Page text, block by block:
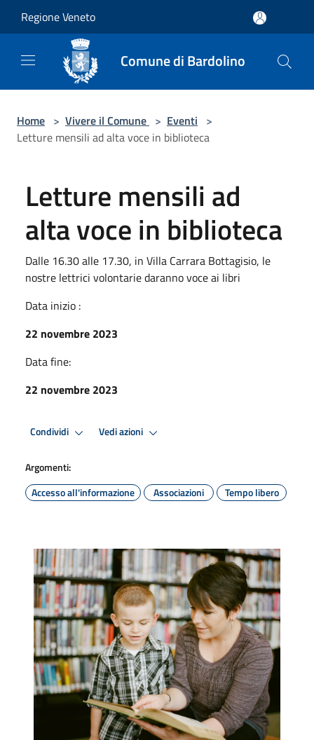
Regione Veneto
Comune di Bardolino
Home > Vivere il Comune > Eventi >
Letture mensili ad alta voce in biblioteca
Letture mensili ad
alta voce in biblioteca
Dalle 16.30 alle 17.30, in Villa Carrara Bottagisio, le
nostre lettrici volontarie daranno voce ai libri
Data inizio :
22 novembre 2023
Data fine:
22 novembre 2023
Condividi Vedi azioni
Argomenti:
Accesso all'informazione
Associazioni Tempo libero